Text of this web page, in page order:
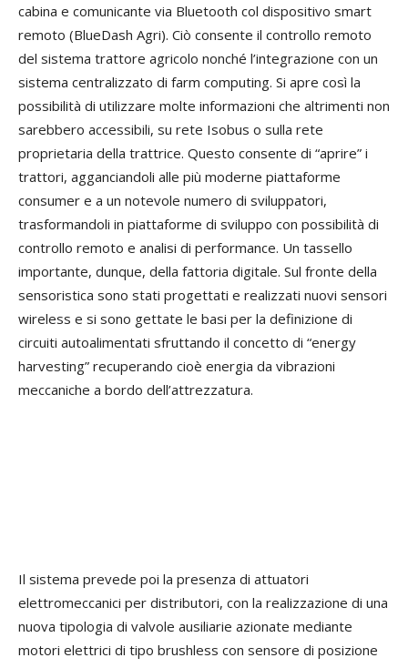
cabina e comunicante via Bluetooth col dispositivo smart
remoto (BlueDash Agri). Ciò consente il controllo remoto
del sistema trattore agricolo nonché l’integrazione con un
sistema centralizzato di farm computing. Si apre così la
possibilità di utilizzare molte informazioni che altrimenti non
sarebbero accessibili, su rete Isobus o sulla rete
proprietaria della trattrice. Questo consente di “aprire” i
trattori, agganciandoli alle più moderne piattaforme
consumer e a un notevole numero di sviluppatori,
trasformandoli in piattaforme di sviluppo con possibilità di
controllo remoto e analisi di performance. Un tassello
importante, dunque, della fattoria digitale. Sul fronte della
sensoristica sono stati progettati e realizzati nuovi sensori
wireless e si sono gettate le basi per la definizione di
circuiti autoalimentati sfruttando il concetto di “energy
harvesting” recuperando cioè energia da vibrazioni
meccaniche a bordo dell’attrezzatura.
Il sistema prevede poi la presenza di attuatori
elettromeccanici per distributori, con la realizzazione di una
nuova tipologia di valvole ausiliarie azionate mediante
motori elettrici di tipo brushless con sensore di posizione